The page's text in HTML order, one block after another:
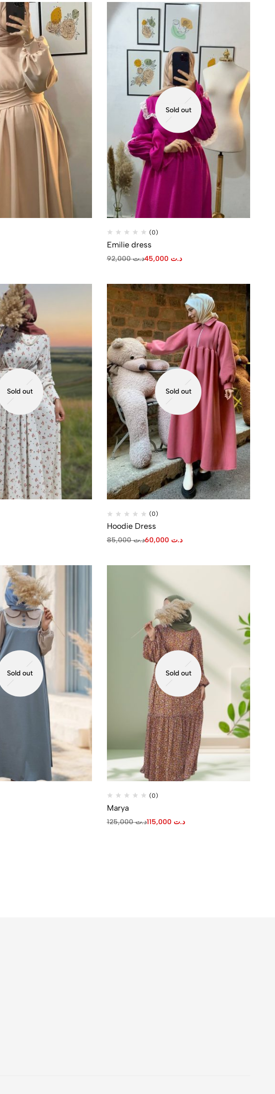
Sold out
(0)
Emilie dress
د.ت92,000 د.ت 45,000
Sold out Sold out
(0)
Hoodie Dress
د.ت85,000 د.ت 60,000
Sold out Sold out
(0)
Marya
د.ت125,000 د.ت 115,000